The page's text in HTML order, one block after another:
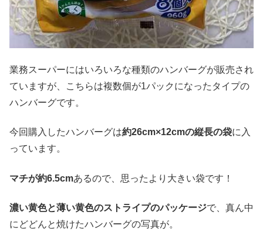
業務スーパーにはいろいろな種類のハンバーグが販売され
ていますが、こちらは複数個が1パックになったタイプの
ハンバーグです。
今回購入したハンバーグは約26cm×12cmの縦長の袋に入
っています。
マチが約6.5cmあるので、思ったより大きい袋です！
濃い黄色と薄い黄色のストライプのパッケージで、真ん中
にどどんと焼けたハンバーグの写真が。